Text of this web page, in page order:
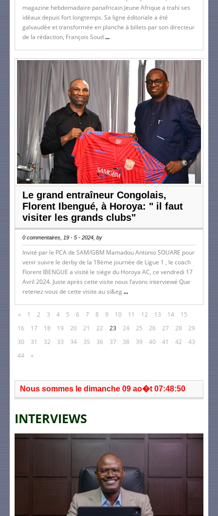
magazine hebdomadaire panafricain Jeune Afrique a trahi ses
idéaux depuis fort longtemps. Sa ligne éditoriale a été
galvaudée et transformée en planche à billets par son directeur
de la rédaction, François Soud...
Le grand entraîneur Congolais,
Florent Ibengué, à Horoya: " il faut
visiter les grands clubs"
0 commentaires, 19 - 5 - 2024, by
Invité par le PCA de SAM/GBM Mamadou Antonio SOUARE pour
venir suivre le derby de la 18ème journée de Ligue 1 , le coach
Florent IBENGUE a visité le siège du Horoya AC, ce vendredi 17
Avril 2024. Juste après cette visite nous l’avons interviewé Que
retenez-vous de cette visite au si&eg ...
« 1 2 3 4 5 6 7 8 9 10 11 12 13 14
15
16
17 18 19 20 21 22 23 24 25 26 27 28
29
30
31 32 33 34 35 36 37 38 39 40 41 42
43
44
»
Nous sommes le dimanche 09 ao�t 07:48:50
INTERVIEWS